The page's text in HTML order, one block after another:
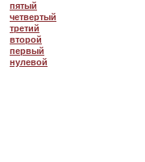
пятый
четвертый
третий
второй
первый
нулевой